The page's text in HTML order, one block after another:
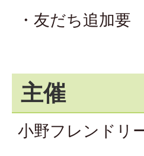
・友だち追加要
主催
小野フレンドリ